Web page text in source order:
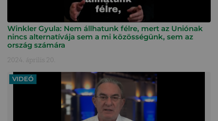
Winkler Gyula: Nem állhatunk félre, mert az Uniónak
nincs alternatívája sem a mi közösségünk, sem az
ország számára
2024. április 20.
VIDEÓ